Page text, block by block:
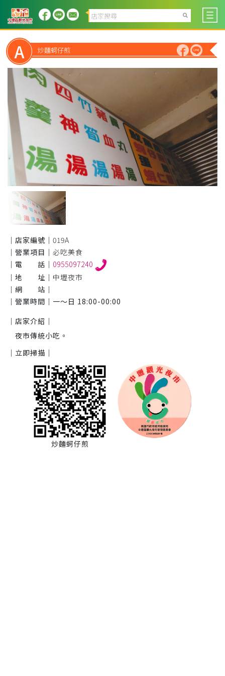
A 炒麵蚵仔煎
｜店家編號｜ 019A
｜營業項目｜ 必吃美食
｜電 話｜ 0955097240
｜地 址｜ 中壢夜市
｜網 站｜
｜營業時間｜ 一～日 18:00-00:00
｜店家介紹｜
夜市傳統小吃。
｜立即掃描｜
炒麵蚵仔煎